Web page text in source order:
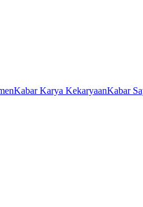
Kabar Karya KekaryaanKabar